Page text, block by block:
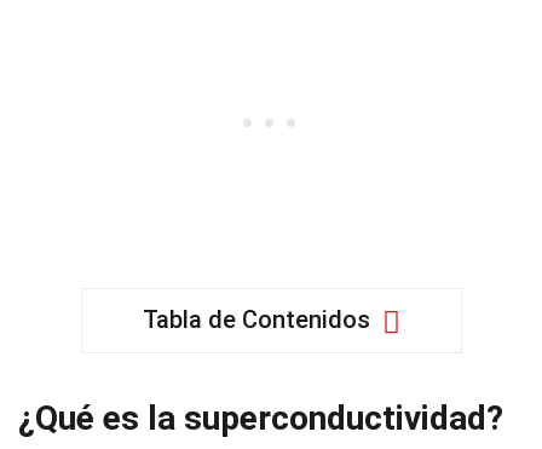
Tabla de Contenidos
¿Qué es la superconductividad?